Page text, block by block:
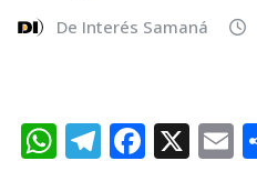
De Interés Samaná
W T F X E